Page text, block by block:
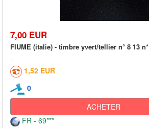
7,00 EUR
FIUME (italie) - timbre yvert/tellier n° 8 13 n*
1,52 EUR
0
ACHETER
FR - 69***